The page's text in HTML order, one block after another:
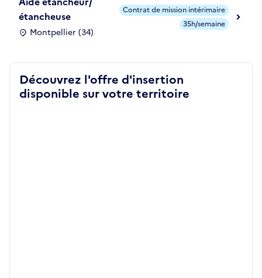
étancheuse
Montpellier (34)
Contrat de mission intérimaire
35h/semaine
Découvrez l'offre d'insertion
disponible sur votre territoire